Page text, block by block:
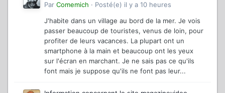
Par Comemich · Posté(e) il y a 10 heures
J'habite dans un village au bord de la mer. Je vois
passer beaucoup de touristes, venus de loin, pour
profiter de leurs vacances. La plupart ont un
smartphone à la main et beaucoup ont les yeux
sur l'écran en marchant. Je ne sais pas ce qu'ils
font mais je suppose qu'ils ne font pas leur...